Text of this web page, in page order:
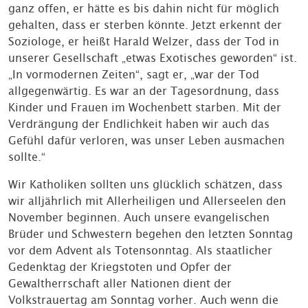
ganz offen, er hätte es bis dahin nicht für möglich
gehalten, dass er sterben könnte. Jetzt erkennt der
Soziologe, er heißt Harald Welzer, dass der Tod in
unserer Gesellschaft „etwas Exotisches geworden“ ist.
„In vormodernen Zeiten“, sagt er, „war der Tod
allgegenwärtig. Es war an der Tagesordnung, dass
Kinder und Frauen im Wochenbett starben. Mit der
Verdrängung der Endlichkeit haben wir auch das
Gefühl dafür verloren, was unser Leben ausmachen
sollte.“
Wir Katholiken sollten uns glücklich schätzen, dass
wir alljährlich mit Allerheiligen und Allerseelen den
November beginnen. Auch unsere evangelischen
Brüder und Schwestern begehen den letzten Sonntag
vor dem Advent als Totensonntag. Als staatlicher
Gedenktag der Kriegstoten und Opfer der
Gewaltherrschaft aller Nationen dient der
Volkstrauertag am Sonntag vorher. Auch wenn die